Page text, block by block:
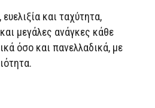
και ταχύτητα,
μεγάλες ανάγκες κάθε
όσο και πανελλαδικά, με